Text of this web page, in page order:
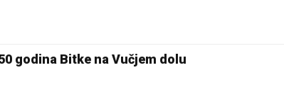
godina Bitke na Vučjem dolu